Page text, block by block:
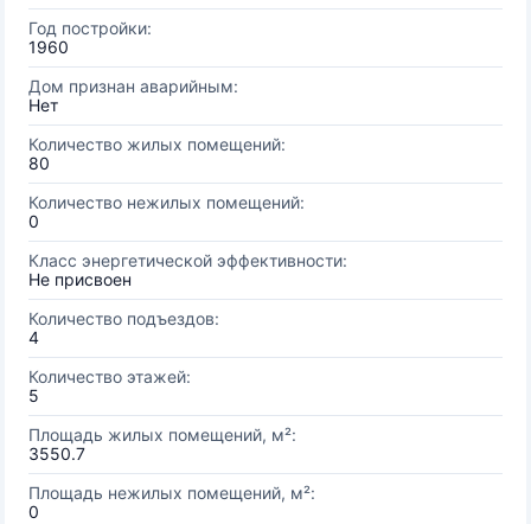
Год постройки:
1960
Дом признан аварийным:
Нет
Количество жилых помещений:
80
Количество нежилых помещений:
0
Класс энергетической эффективности:
Не присвоен
Количество подъездов:
4
Количество этажей:
5
Площадь жилых помещений, м²:
3550.7
Площадь нежилых помещений, м²:
0